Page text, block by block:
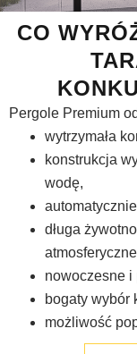
CO
Pergole Premium
wytrzymała
konstrukcja
wodę,
długa
nowoczesne i
bogaty wybór
możliwość